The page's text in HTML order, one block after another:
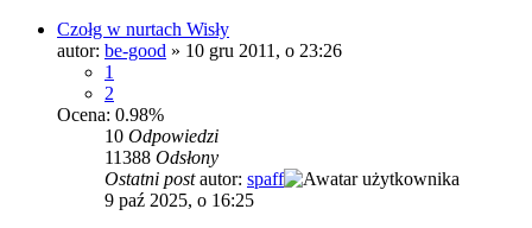
Czołg w nurtach Wisły
autor: be-good » 10 gru 2011, o 23:26
1
2
Ocena: 0.98%
10 Odpowiedzi
11388 Odsłony
Ostatni postautor: spaff
9 paź 2025, o 16:25